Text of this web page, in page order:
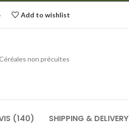
Add to wishlist
non précuites
(140) SHIPPING & DELIVERY